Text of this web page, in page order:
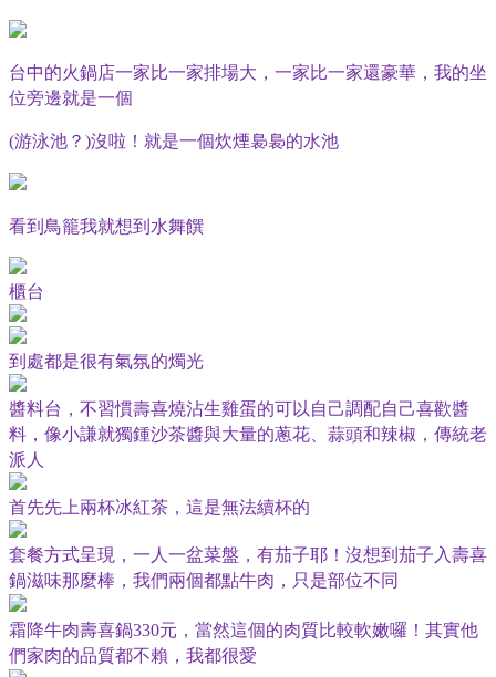
台中的火鍋店一家比一家排場大，一家比一家還豪華，我的坐
位旁邊就是一個
(游泳池？ )沒啦！就是一個炊煙裊裊的水池
看到鳥籠我就想到水舞饌
櫃台
到處都是很有氣氛的燭光
醬料台，不習慣壽喜燒沾生雞蛋的可以自己調配自己喜歡醬
料，像小謙就獨鍾沙茶醬與大量的蔥花、蒜頭和辣椒，傳統老
派人
首先先上兩杯冰紅茶，這是無法續杯的
套餐方式呈現，一人一盆菜盤，有茄子耶！沒想到茄子入壽喜
鍋滋味那麼棒，我們兩個都點牛肉，只是部位不同
霜降牛肉壽喜鍋330元，當然這個的肉質比較軟嫩囉！其實他
們家肉的品質都不賴，我都很愛